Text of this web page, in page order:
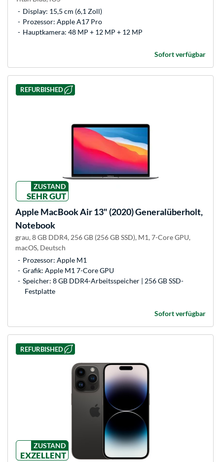
Display: 15,5 cm (6,1 Zoll)
Prozessor: Apple A17 Pro
Hauptkamera: 48 MP + 12 MP + 12 MP
Sofort verfügbar
REFURBISHED
ZUSTAND
SEHR GUT
Apple MacBook Air 13" (2020) Generalüberholt,
Notebook
grau, 8 GB DDR4, 256 GB (256 GB SSD), M1, 7-Core GPU,
macOS, Deutsch
Prozessor: Apple M1
Grafik: Apple M1 7-Core GPU
Speicher: 8 GB DDR4-Arbeitsspeicher | 256 GB SSD-
Festplatte
Sofort verfügbar
REFURBISHED
ZUSTAND
EXZELLENT